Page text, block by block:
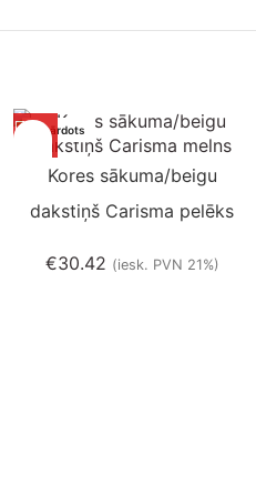
Izpārdots
Kores sākuma/beigu
dakstiņš Carisma pelēks
€30.42 (iesk. PVN 21%)